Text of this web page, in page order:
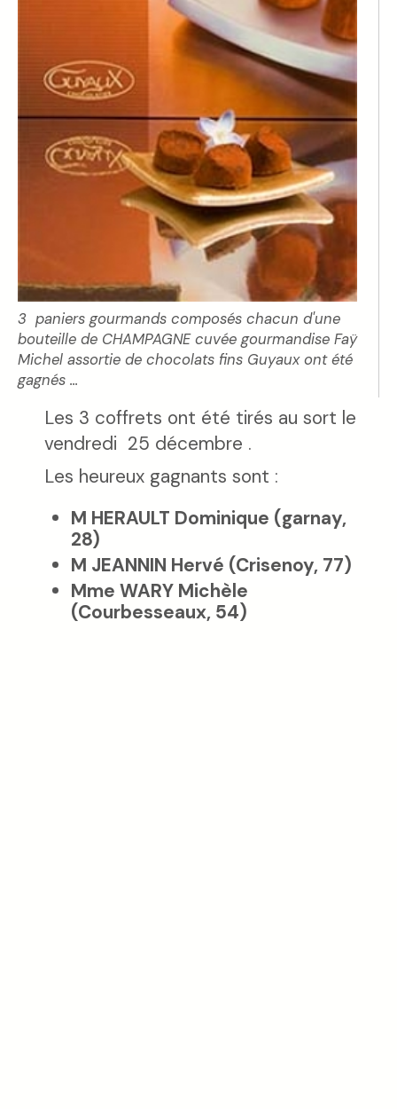
3 paniers gourmands composés chacun d'une
bouteille de CHAMPAGNE cuvée gourmandise Faÿ
Michel assortie de chocolats fins Guyaux ont été
gagnés ...
Les 3 coffrets ont été tirés au sort le
vendredi 25 décembre .
Les heureux gagnants sont :
M HERAULT Dominique (garnay,
28)
M JEANNIN Hervé (Crisenoy, 77)
Mme WARY Michèle
(Courbesseaux, 54)